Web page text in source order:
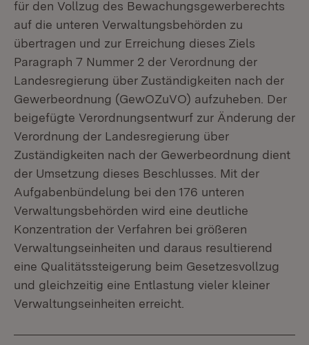
für den Vollzug des Bewachungsgewerberechts
auf die unteren Verwaltungsbehörden zu
übertragen und zur Erreichung dieses Ziels
Paragraph 7 Nummer 2 der Verordnung der
Landesregierung über Zuständigkeiten nach der
Gewerbeordnung (GewOZuVO) aufzuheben. Der
beigefügte Verordnungsentwurf zur Änderung der
Verordnung der Landesregierung über
Zuständigkeiten nach der Gewerbeordnung dient
der Umsetzung dieses Beschlusses. Mit der
Aufgabenbündelung bei den 176 unteren
Verwaltungsbehörden wird eine deutliche
Konzentration der Verfahren bei größeren
Verwaltungseinheiten und daraus resultierend
eine Qualitätssteigerung beim Gesetzesvollzug
und gleichzeitig eine Entlastung vieler kleiner
Verwaltungseinheiten erreicht.